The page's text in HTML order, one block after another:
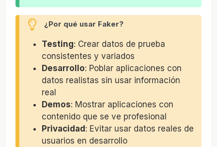
¿Por qué usar Faker?
Testing: Crear datos de prueba
consistentes y variados
Desarrollo: Poblar aplicaciones con
datos realistas sin usar información
real
Demos: Mostrar aplicaciones con
contenido que se ve profesional
Privacidad: Evitar usar datos reales de
usuarios en desarrollo